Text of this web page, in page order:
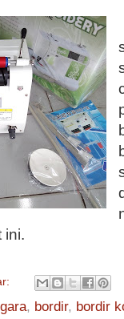
ini.
, bordir, bordir